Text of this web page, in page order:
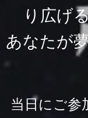
り広げ
あなたが
当日にご参